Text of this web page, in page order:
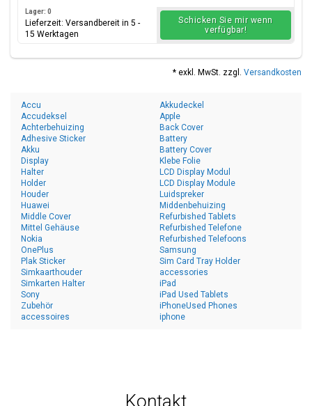
Lager: 0
Lieferzeit: Versandbereit in 5 -
15 Werktagen
Schicken Sie mir wenn
verfügbar!
* exkl. MwSt. zzgl. Versandkosten
Accu
Accudeksel
Achterbehuizing
Adhesive Sticker
Akku
Akkudeckel
Apple
Back Cover
Battery
Battery Cover
Display
Halter
Holder
Houder
Huawei
Klebe Folie
LCD Display Modul
LCD Display Module
Luidspreker
Middenbehuizing
Middle Cover
Mittel Gehäuse
Nokia
OnePlus
Plak Sticker
Refurbished Tablets
Refurbished Telefone
Refurbished Telefoons
Samsung
Sim Card Tray Holder
Simkaarthouder
Simkarten Halter
Sony
Zubehör
accessoires
accessories
iPad
iPad Used Tablets
iPhoneUsed Phones
iphone
Kontakt